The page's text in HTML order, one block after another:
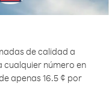
de calidad a
cualquier número en
apenas 16.5 ¢ por